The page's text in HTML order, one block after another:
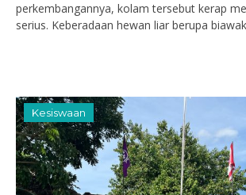
perkembangannya, kolam tersebut kerap
serius. Keberadaan hewan liar berupa
Kesiswaan